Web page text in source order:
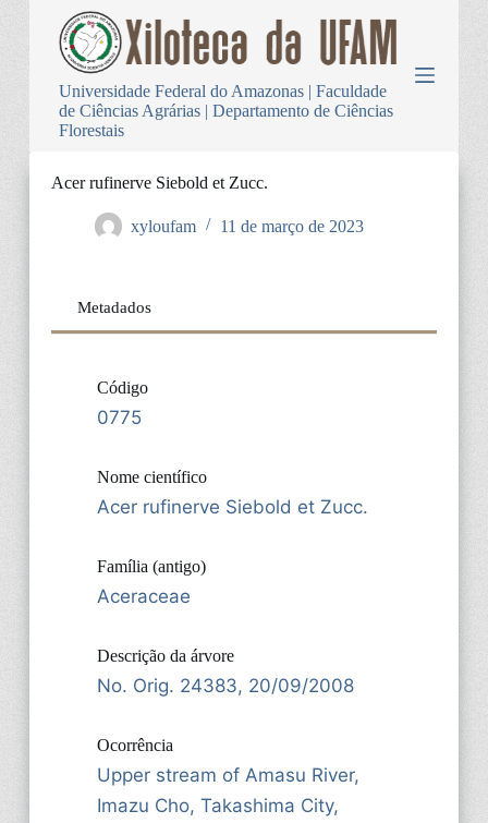
Universidade Federal do Amazonas | Faculdade
de Ciências Agrárias | Departamento de Ciências
Florestais
Acer rufinerve Siebold et Zucc.
xyloufam 11 de março de 2023
Metadados
Código
0775
Nome científico
Acer rufinerve Siebold et Zucc.
Família (antigo)
Aceraceae
Descrição da árvore
No. Orig. 24383, 20/09/2008
Ocorrência
Upper stream of Amasu River,
Imazu Cho, Takashima City,